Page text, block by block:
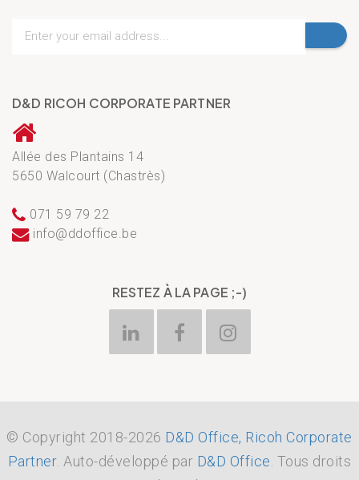
D&D RICOH CORPORATE PARTNER
Allée des Plantains 14
5650 Walcourt (Chastrès)
071 59 79 22
info@ddoffice.be
RESTEZ À LA PAGE ;-)
© Copyright 2018-2026 D&D Office, Ricoh Corporate
Partner. Auto-développé par D&D Office. Tous droits